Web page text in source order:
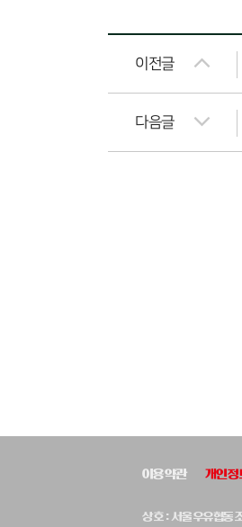
이전글
다음글
이용약관 개인정
상호 : 서울우유협동